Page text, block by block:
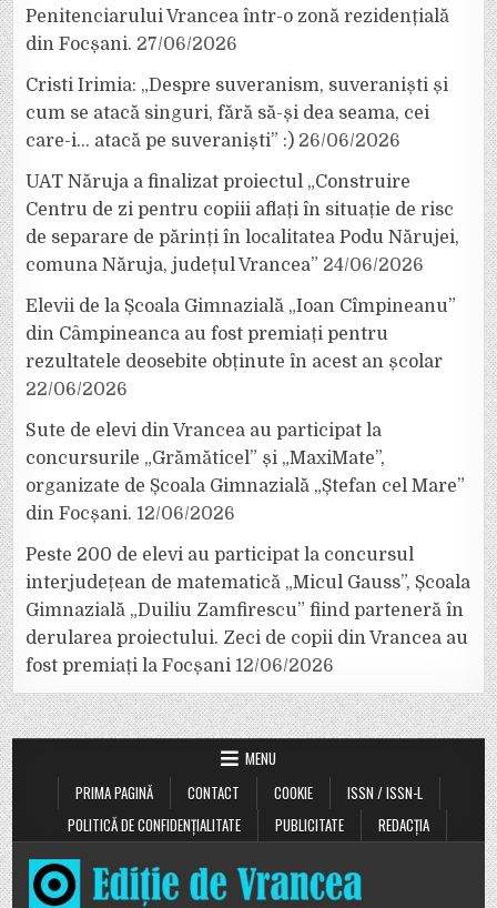
Penitenciarului Vrancea într-o zonă rezidențială
din Focșani. 27/06/2026
Cristi Irimia: „Despre suveranism, suveraniști și
cum se atacă singuri, fără să-și dea seama, cei
care-i… atacă pe suveraniști” :) 26/06/2026
UAT Năruja a finalizat proiectul „Construire
Centru de zi pentru copiii aflați în situație de risc
de separare de părinți în localitatea Podu Nărujei,
comuna Năruja, județul Vrancea” 24/06/2026
Elevii de la Școala Gimnazială „Ioan Cîmpineanu”
din Câmpineanca au fost premiați pentru
rezultatele deosebite obținute în acest an școlar
22/06/2026
Sute de elevi din Vrancea au participat la
concursurile „Grămăticel” și „MaxiMate”,
organizate de Școala Gimnazială „Ștefan cel Mare”
din Focșani. 12/06/2026
Peste 200 de elevi au participat la concursul
interjudețean de matematică „Micul Gauss”, Școala
Gimnazială „Duiliu Zamfirescu” fiind parteneră în
derularea proiectului. Zeci de copii din Vrancea au
fost premiați la Focșani 12/06/2026
MENU
PRIMA PAGINĂ
CONTACT COOKIE
ISSN / ISSN-L
POLITICĂ DE CONFIDENȚIALITATE
PUBLICITATE REDACȚIA